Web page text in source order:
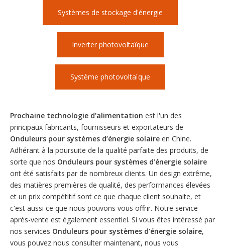
Systèmes de stockage d'énergie
Inverter photovoltaïque
Système photovoltaïque
Prochaine technologie d'alimentation est l'un des
principaux fabricants, fournisseurs et exportateurs de
Onduleurs pour systèmes d’énergie solaire en Chine.
Adhérant à la poursuite de la qualité parfaite des produits, de
sorte que nos Onduleurs pour systèmes d’énergie solaire
ont été satisfaits par de nombreux clients. Un design extrême,
des matières premières de qualité, des performances élevées
et un prix compétitif sont ce que chaque client souhaite, et
c'est aussi ce que nous pouvons vous offrir. Notre service
après-vente est également essentiel. Si vous êtes intéressé par
nos services Onduleurs pour systèmes d’énergie solaire,
vous pouvez nous consulter maintenant, nous vous